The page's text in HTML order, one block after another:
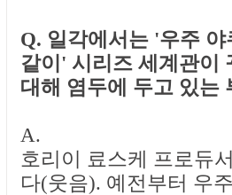
Q. 일각에서는 '우주
같이' 시리즈 세계관이
대해 염두에 두고 있는
A.
호리이 료스케 프로듀
다(웃음). 예전부터 우